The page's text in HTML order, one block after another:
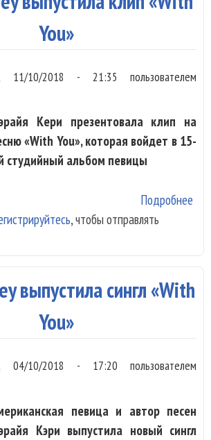
You»
11/10/2018 - 21:35 пользователем
Кери презентовала клип на
«With You», которая войдет в 15-
студийный альбом певицы
Подробнее
, чтобы отправлять
выпустила сингл «With
You»
04/10/2018 - 17:20 пользователем
певица и автор песен
Кэри выпустила новый сингл